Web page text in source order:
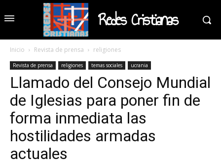
Redes Cristianas
Inicio Revista de prensa religiones
Revista de prensa religiones temas sociales ucrania
Llamado del Consejo Mundial
de Iglesias para poner fin de
forma inmediata las
hostilidades armadas
actuales